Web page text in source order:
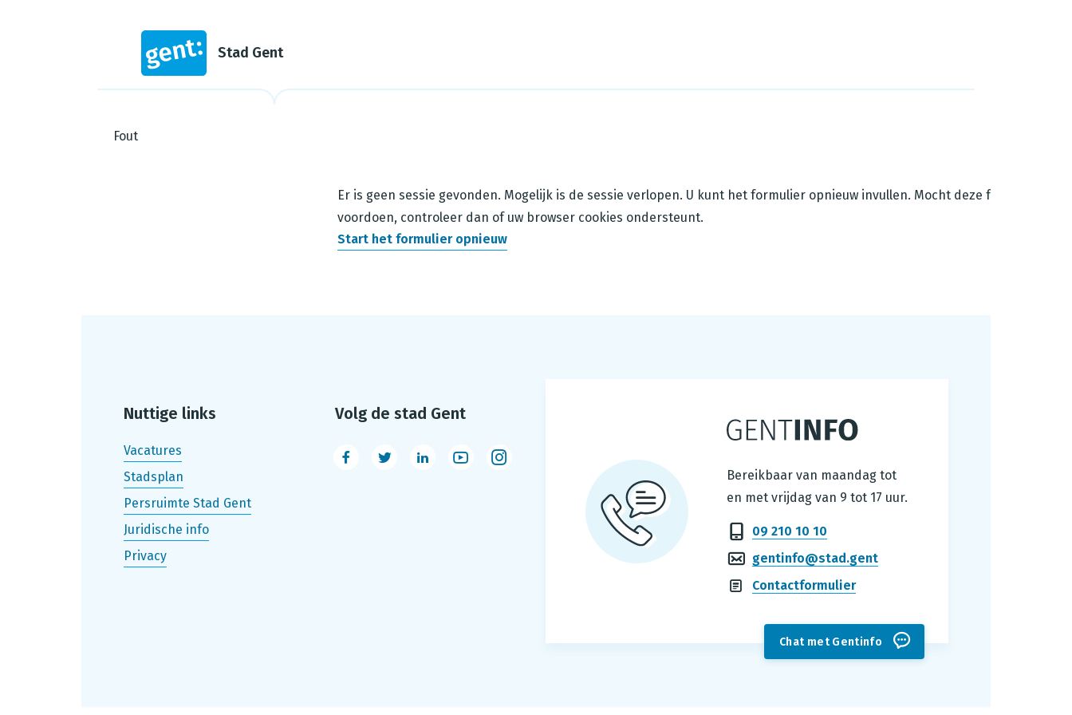
Stad Gent
Fout
Er is geen sessie gevonden. Mogelijk is de sessie verlopen. U kunt het formulier opnieuw invullen. Mocht deze foutmelding
voordoen, controleer dan of uw browser cookies ondersteunt.
Start het formulier opnieuw
Gentinfo
Bereikbaar van maandag tot
en met vrijdag van 9 tot 17 uur.
09 210 10 10
gentinfo@stad.gent
Contactformulier
Chat met Gentinfo
Nuttige links
Vacatures
Stadsplan
Persruimte Stad Gent
Juridische info
Privacy
Volg de stad Gent
Facebook LinkedInYoutubeInstagram